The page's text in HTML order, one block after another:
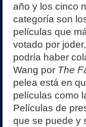
año y los cinco
categoría son
películas que
votado por
podría haber
Wang por The
pelea está en
películas como
Películas de
que se puede y